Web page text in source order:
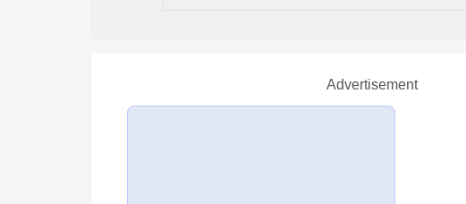
Advertisement